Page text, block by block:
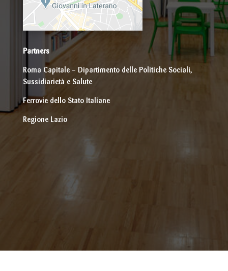
Partners
Roma Capitale – Dipartimento delle Politiche Sociali,
Sussidiarietà e Salute
Ferrovie dello Stato Italiane
Regione Lazio